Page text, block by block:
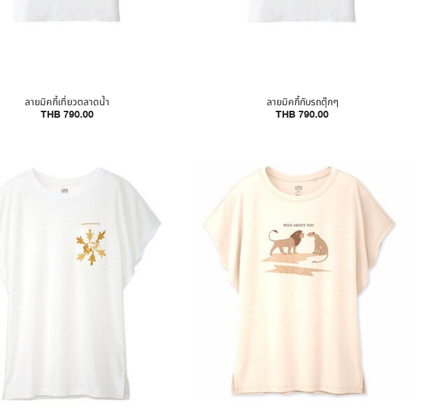
ลายมิคกี้เที่ยวตลาดน้ำ
THB 790.00
ลายมิคกี้กับรถตุ๊กๆ
THB 790.00